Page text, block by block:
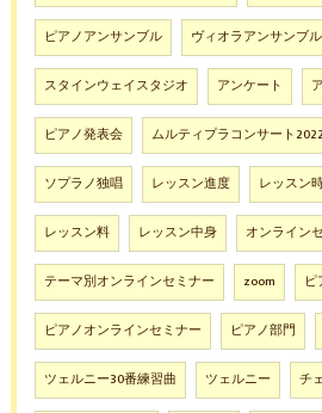
ピアノアンサンブル ヴィオラアンサンブル
スタインウェイスタジオ アンケート
ピアノ発表会 ムルティプラコンサート2022
ソプラノ独唱 レッスン進度 レッスン
レッスン料 レッスン中身 オンライン
テーマ別オンラインセミナー zoom
ピアノオンラインセミナー ピアノ部門
ツェルニー30番練習曲 ツェルニー チ